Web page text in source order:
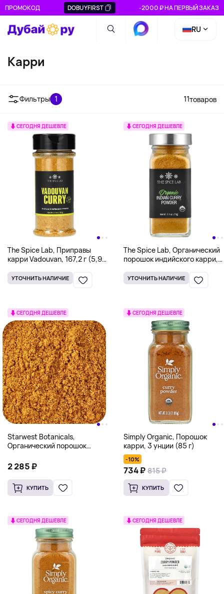
ПРОМОКОД DOBUYFIRST -2000 ₽ НА ПЕРВЫЙ ЗАКАЗ
RU
Карри
Фильтры 1 11товаров
СЕГОДНЯ ДЕШЕВЛЕ
The Spice Lab, Приправы
карри Vadouvan, 167,2 г (5,9
УТОЧНИТЬ НАЛИЧИЕ
СЕГОДНЯ ДЕШЕВЛЕ
The Spice Lab, Органический
порошок индийского карри,
УТОЧНИТЬ НАЛИЧИЕ
СЕГОДНЯ ДЕШЕВЛЕ
Starwest Botanicals,
Органический порошок
2 285 ₽
КУПИТЬ
СЕГОДНЯ ДЕШЕВЛЕ
Simply Organic, Порошок
карри, 3 унции (85 г)
-10%
734 ₽ 815 ₽
КУПИТЬ
СЕГОДНЯ ДЕШЕВЛЕ СЕГОДНЯ ДЕШЕВЛЕ